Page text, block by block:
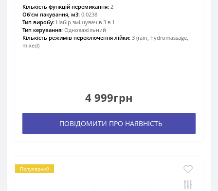
Кількість функцій перемикання: 2
Об'єм пакування, м3: 0.0238
Тип виробу: Набір змішувачів 3 в 1
Тип керування: Одноважільний
Кількість режимів переключення лійки: 3 (rain, hydromassage,
mixed)
4 999грн
ПОВІДОМИТИ ПРО НАЯВНІСТЬ
Популярний